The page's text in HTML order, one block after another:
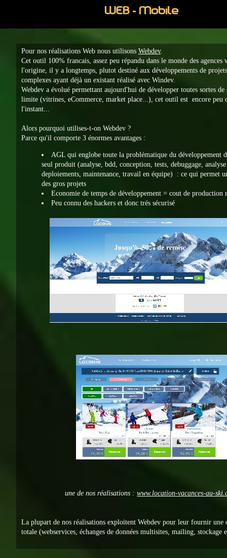
WEB - Mobile
Pour nos réalisations Web nous utilisons Webdev.
Cet outil 100% francais, assez peu répandu dans le monde des agences
l'origine, il y a longtemps, plutot destiné aux développements de
complexes ayant déjà un existant réalisé avec Windev.
Webdev a évolué permettant aujourd'hui de développer toutes sortes de
limite (vitrines, eCommerce, market place...), cet outil est encore peu
l'instant...
Alors pourquoi utilises-t-on Webdev ?
Parce qu'il comporte 3 énormes avantages :
AGL qui englobe toute la problématique du développement
seul produit (analyse, bdd, conception, tests, debuggage,
deploiements, maintenance, travail en équipe) : ce qui permet
des gros projets
Economie de temps de développement = cout de production
Peu connu des hackers et donc trés sécurisé
une de nos réalisations :www.location-vacances-au-
La plupart de nos réalisations exploitent Webdev pour leur fournir une
totale (webservices, échanges de données multisites, mailing, stockage